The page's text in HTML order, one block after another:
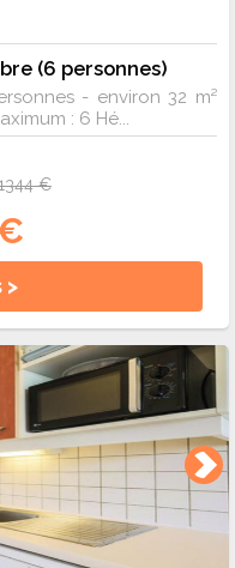
(6 personnes)
- environ 32 m²
: 6 Hé...
€
>